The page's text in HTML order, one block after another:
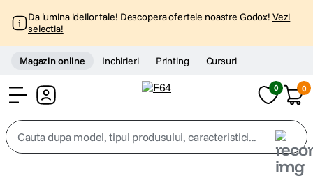
Da lumina ideilor tale! Descopera ofertele noastre Godox! Vezi
selectia!
Magazin online Inchirieri Printing Cursuri
0 0
Cauta dupa model, tipul produsului, caracteristici...